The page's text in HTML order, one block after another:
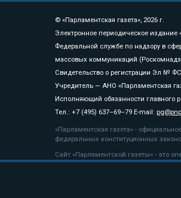
© «Парламентская газета», 2026 г.
Электронное периодическое издание
Федеральной службе по надзору в
массовых коммуникаций
Свидетельство о регистрации Эл №
Учредитель — АНО «Парламентская
Исполняющий обязанности главного
Тел.: +7 (495) 637–69–79 E-mail:
«Парламентская газета» -
федеральных конституционных
Сайт «Парламентской газеты» - это
«Парламентской газеты» активная